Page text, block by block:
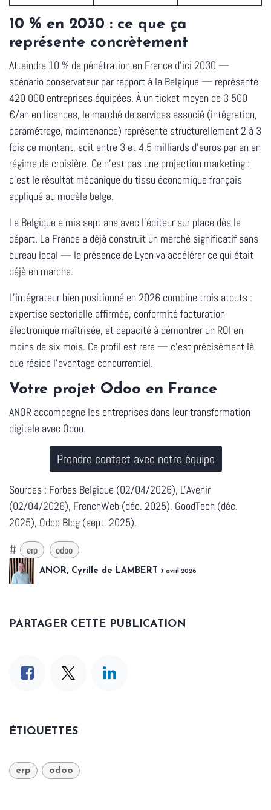
10 % en 2030 : ce que ça
représente concrètement
Atteindre 10 % de pénétration en France d'ici 2030 —
scénario conservateur par rapport à la Belgique — représente
420 000 entreprises équipées. À un ticket moyen de 3 500
€/an en licences, le marché de services associé (intégration,
paramétrage, maintenance) représente structurellement 2 à 3
fois ce montant, soit entre 3 et 4,5 milliards d'euros par an en
régime de croisière. Ce n'est pas une projection marketing :
c'est le résultat mécanique du tissu économique français
appliqué au modèle belge.
La Belgique a mis sept ans avec l'éditeur sur place dès le
départ. La France a déjà construit un marché significatif sans
bureau local — la présence de Lyon va accélérer ce qui était
déjà en marche.
L'intégrateur bien positionné en 2026 combine trois atouts :
expertise sectorielle affirmée, conformité facturation
électronique maîtrisée, et capacité à démontrer un ROI en
moins de six mois. Ce profil est rare — c'est précisément là
que réside l'avantage concurrentiel.
Votre projet Odoo en France
ANOR accompagne les entreprises dans leur transformation
digitale avec Odoo.
Prendre contact avec notre équipe
Sources : Forbes Belgique (02/04/2026), L'Avenir
(02/04/2026), FrenchWeb (déc. 2025), GoodTech (déc.
2025), Odoo Blog (sept. 2025).
# erp odoo
ANOR, Cyrille de LAMBERT 7 avril 2026
PARTAGER CETTE PUBLICATION
ÉTIQUETTES
erp odoo